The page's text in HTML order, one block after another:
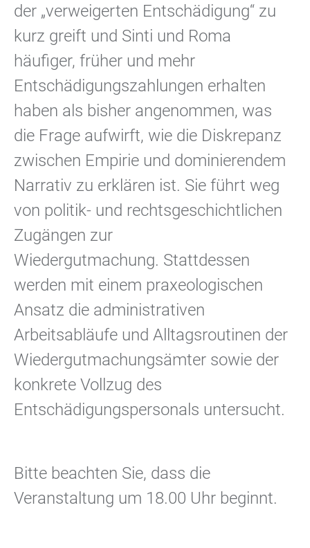
der „verweigerten Entschädigung“ zu
kurz greift und Sinti und Roma
häufiger, früher und mehr
Entschädigungszahlungen erhalten
haben als bisher angenommen, was
die Frage aufwirft, wie die Diskrepanz
zwischen Empirie und dominierendem
Narrativ zu erklären ist. Sie führt weg
von politik- und rechtsgeschichtlichen
Zugängen zur
Wiedergutmachung. Stattdessen
werden mit einem praxeologischen
Ansatz die administrativen
Arbeitsabläufe und Alltagsroutinen der
Wiedergutmachungsämter sowie der
konkrete Vollzug des
Entschädigungspersonals untersucht.
Bitte beachten Sie, dass die
Veranstaltung um 18.00 Uhr beginnt.